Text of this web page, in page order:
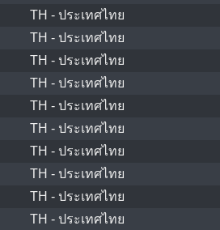
TH - ประเทศไทย
TH - ประเทศไทย
TH - ประเทศไทย
TH - ประเทศไทย
TH - ประเทศไทย
TH - ประเทศไทย
TH - ประเทศไทย
TH - ประเทศไทย
TH - ประเทศไทย
TH - ประเทศไทย